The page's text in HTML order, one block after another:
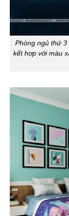
Phòng ngủ thứ
kết hợp với màu